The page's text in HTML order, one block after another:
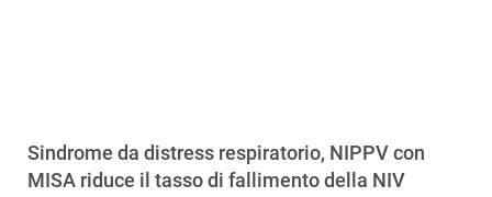
Sindrome da distress respiratorio, NIPPV con
MISA riduce il tasso di fallimento della NIV